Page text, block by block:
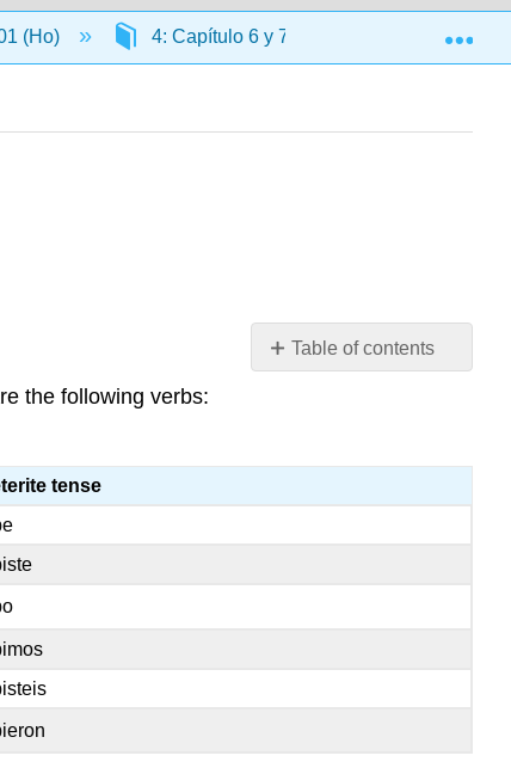
(Ho) 4: Capítulo 6 y 7 4.2: Capítulo
Table of contents
in
the following verbs:
tense